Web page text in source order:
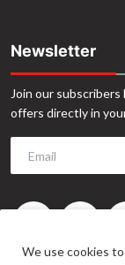
Newsletter
Join our
offers directly in
We use cookies